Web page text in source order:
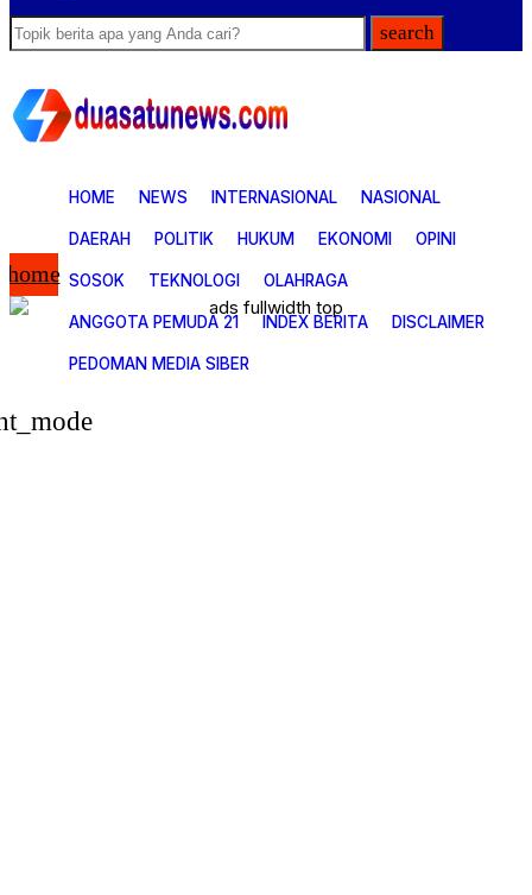
search
HOME NEWS INTERNASIONAL NASIONAL
DAERAH POLITIK HUKUM EKONOMI OPINI
SOSOK TEKNOLOGI OLAHRAGA
ANGGOTA PEMUDA 21 INDEX BERITA DISCLAIMER
PEDOMAN MEDIA SIBER
home
21 News
Budaya
Edukasi